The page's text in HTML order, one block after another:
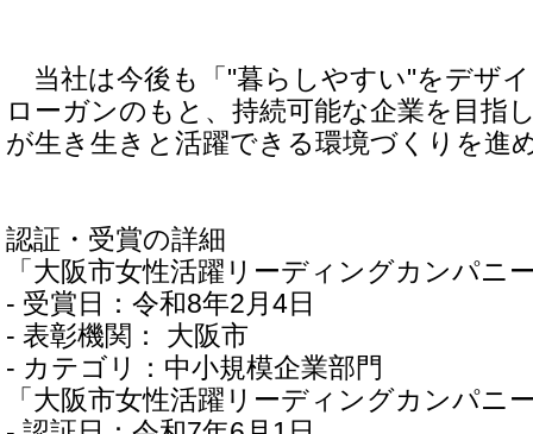
当社は今後も「"暮らしやすい"をデザ
ローガンのもと、持続可能な企業を目指
が生き生きと活躍できる環境づくりを進
認証・受賞の詳細
「大阪市女性活躍リーディングカンパニ
- 受賞日：令和8年2月4日
- 表彰機関： 大阪市
- カテゴリ：中小規模企業部門
「大阪市女性活躍リーディングカンパニ